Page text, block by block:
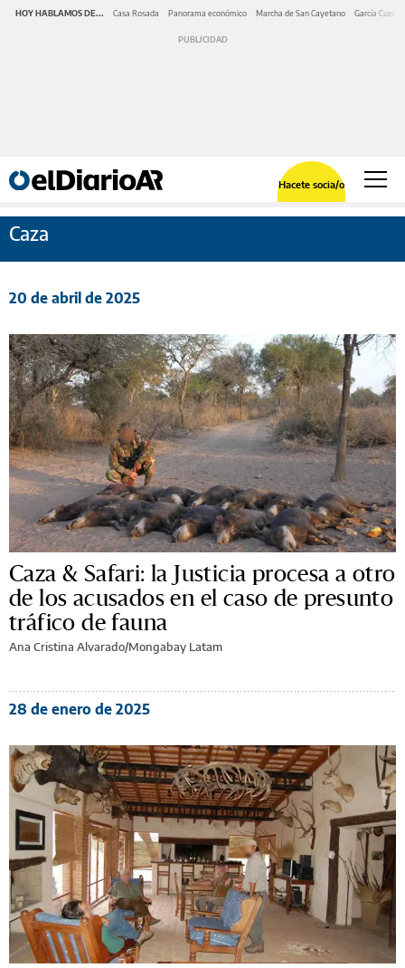
HOY HABLAMOS DE... Casa Rosada Panorama económico Marcha de San Cayetano García Cuerva
Hacete socia/o
Caza
20 de abril de 2025
Caza & Safari: la Justicia procesa a otro
de los acusados en el caso de presunto
tráfico de fauna
Ana Cristina Alvarado/Mongabay Latam
28 de enero de 2025